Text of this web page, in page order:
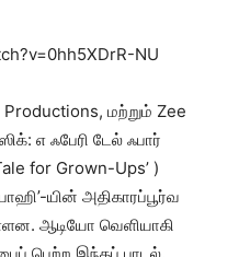
NU
மற்றும் Zee
எ ஃபேரி டேல் ஃபார்
for Grown-Ups’ )
யின் அதிகாரப்பூர்வ
ஆடியோ வெளியாகி